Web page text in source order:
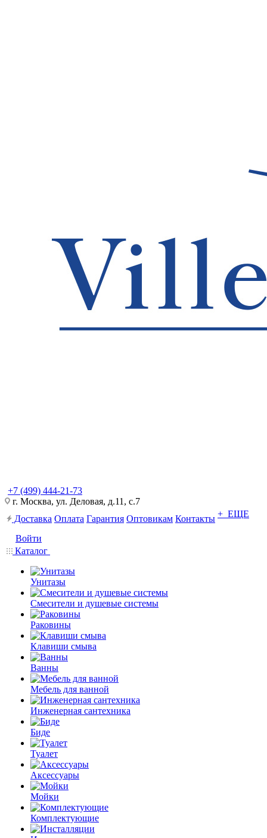
+7 (499) 444-21-73
г. Москва, ул. Деловая, д.11, с.7
Доставка Оплата Гарантия Оптовикам Контакты + ЕЩЕ
Войти
Каталог
Унитазы
Смесители и душевые системы
Раковины
Клавиши смыва
Ванны
Мебель для ванной
Инженерная сантехника
Биде
Туалет
Аксессуары
Мойки
Комплектующие